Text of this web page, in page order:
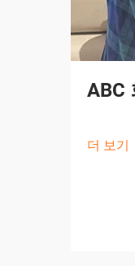
ABC
더 보기